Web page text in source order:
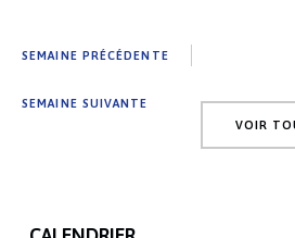
SEMAINE PRÉCÉDENTE
VOIR
SEMAINE SUIVANTE